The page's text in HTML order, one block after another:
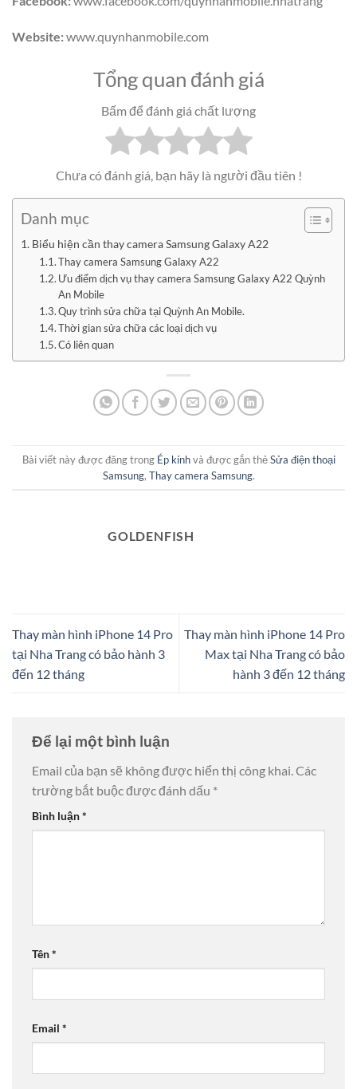
Website:www.quynhanmobile.com
Tổng quan đánh giá
Bấm để đánh giá chất lượng
Chưa có đánh giá, bạn hãy là người đầu tiên !
Danh mục
Biểu hiện cần thay camera Samsung Galaxy A22
Thay camera Samsung Galaxy A22
Ưu điểm dịch vụ thay camera Samsung Galaxy A22 Quỳnh
An Mobile
Quy trình sửa chữa tại Quỳnh An Mobile.
Thời gian sửa chữa các loại dịch vụ
Có liên quan
Bài viết này được đăng trong Ép kínhvà được gắn thẻSửa điện thoại
Samsung, Thay camera Samsung.
GOLDENFISH
Thay màn hình iPhone 14 Pro
tại Nha Trang có bảo hành 3
đến 12 tháng
Thay màn hình iPhone 14 Pro
Max tại Nha Trang có bảo
hành 3 đến 12 tháng
Để lại một bình luận
Email của bạn sẽ không được hiển thị công khai.Các
trường bắt buộc được đánh dấu *
Bình luận*
Tên*
Email *